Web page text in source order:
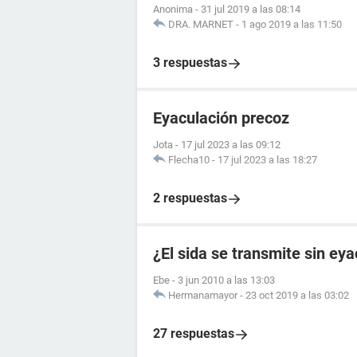
Anonima - 31 jul 2019 a las 08:14
DRA. MARNET - 1 ago 2019 a las 11:50
3 respuestas
Eyaculación precoz
Jota - 17 jul 2023 a las 09:12
Flecha10 - 17 jul 2023 a las 18:27
2 respuestas
¿El sida se transmite sin
Ebe - 3 jun 2010 a las 13:03
Hermanamayor - 23 oct 2019 a las 03:02
27 respuestas